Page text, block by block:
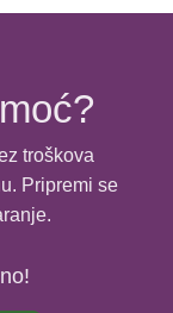
troškova
Pripremi se